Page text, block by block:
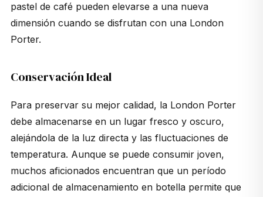
pastel de café pueden elevarse a una nueva
dimensión cuando se disfrutan con una London
Porter.
Conservación Ideal
Para preservar su mejor calidad, la London Porter
debe almacenarse en un lugar fresco y oscuro,
alejándola de la luz directa y las fluctuaciones de
temperatura. Aunque se puede consumir joven,
muchos aficionados encuentran que un período
adicional de almacenamiento en botella permite que